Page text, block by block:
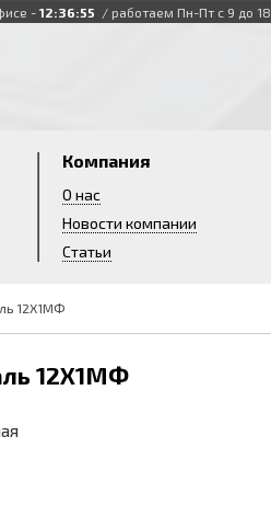
- 12:36:56 / работаем Пн-Пт с 9 до 18
Компания
О нас
Новости компании
Статьи
12Х1МФ
12Х1МФ